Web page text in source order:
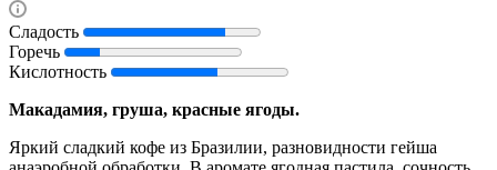
Сладость
Горечь
Кислотность
Макадамия, груша, красные ягоды.
Яркий сладкий кофе из Бразилии, разновидности гейша